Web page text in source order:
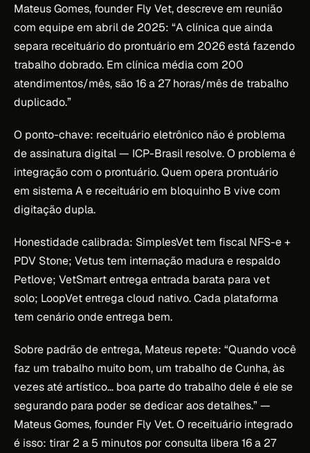
Mateus Gomes, founder Fly Vet, descreve em reunião
com equipe em abril de 2025: “A clínica que ainda
separa receituário do prontuário em 2026 está fazendo
trabalho dobrado. Em clínica média com 200
atendimentos/mês, são 16 a 27 horas/mês de trabalho
duplicado.”
O ponto-chave: receituário eletrônico não é problema
de assinatura digital — ICP-Brasil resolve. O problema é
integração com o prontuário. Quem opera prontuário
em sistema A e receituário em bloquinho B vive com
digitação dupla.
Honestidade calibrada: SimplesVet tem fiscal NFS-e +
PDV Stone; Vetus tem internação madura e respaldo
Petlove; VetSmart entrega entrada barata para vet
solo; LoopVet entrega cloud nativo. Cada plataforma
tem cenário onde entrega bem.
Sobre padrão de entrega, Mateus repete: “Quando você
faz um trabalho muito bom, um trabalho de Cunha, às
vezes até artístico… boa parte do trabalho dele é ele se
segurando para poder se dedicar aos detalhes.”—
Mateus Gomes, founder Fly Vet. O receituário integrado
é isso: tirar 2 a 5 minutos por consulta libera 16 a 27